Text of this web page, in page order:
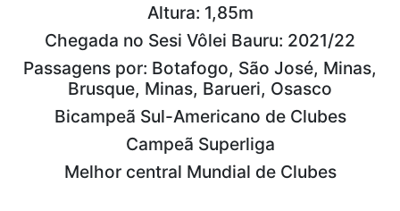
Altura: 1,85m
Chegada no Sesi Vôlei Bauru: 2021/22
Passagens por: Botafogo, São José, Minas,
Brusque, Minas, Barueri, Osasco
Bicampeã Sul-Americano de Clubes
Campeã Superliga
Melhor central Mundial de Clubes